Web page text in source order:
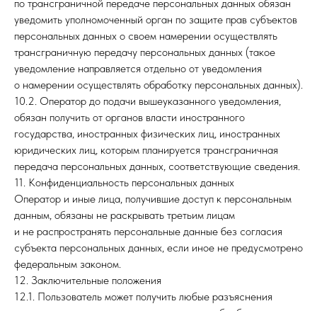
по трансграничной передаче персональных данных обязан
уведомить уполномоченный орган по защите прав субъектов
персональных данных о своем намерении осуществлять
трансграничную передачу персональных данных (такое
уведомление направляется отдельно от уведомления
о намерении осуществлять обработку персональных данных).
10.2. Оператор до подачи вышеуказанного уведомления,
обязан получить от органов власти иностранного
государства, иностранных физических лиц, иностранных
юридических лиц, которым планируется трансграничная
передача персональных данных, соответствующие сведения.
11. Конфиденциальность персональных данных
Оператор и иные лица, получившие доступ к персональным
данным, обязаны не раскрывать третьим лицам
и не распространять персональные данные без согласия
субъекта персональных данных, если иное не предусмотрено
федеральным законом.
12. Заключительные положения
12.1. Пользователь может получить любые разъяснения